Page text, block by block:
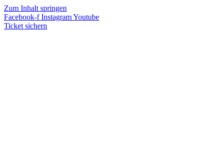
Zum Inhalt springen
Facebook-f InstagramYoutube
Ticket sichern